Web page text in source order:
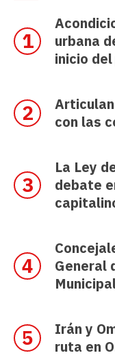
urbana
inicio
con las
La Ley
debate
General
Irán y
ruta en